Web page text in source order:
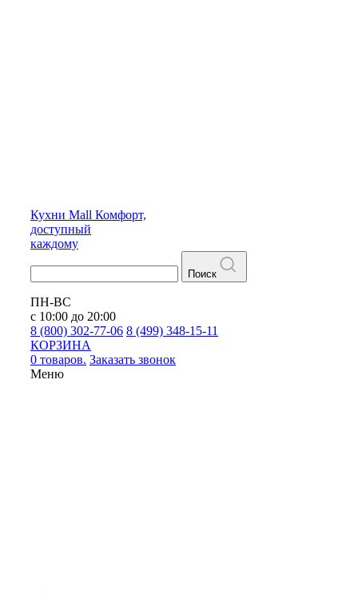
Кухни Mall Комфорт,
доступный
каждому
Поиск
ПН-ВС
с 10:00 до 20:00
8 (800) 302-77-06 8 (499) 348-15-11
КОРЗИНА
0 товаров. Заказать звонок
Меню